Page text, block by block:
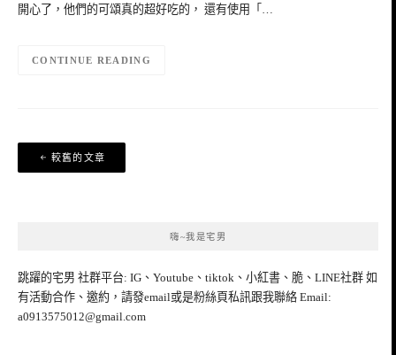
開心了，他們的可頌真的超好吃的， 還有使用「…
CONTINUE READING
文
章
較舊的文章
嗨~我是宅男
跳躍的宅男 社群平台: IG、Youtube、tiktok、小紅書、脆、LINE社群 如
有活動合作、邀約，請發email或是粉絲頁私訊跟我聯絡 Email:
a0913575012@gmail.com